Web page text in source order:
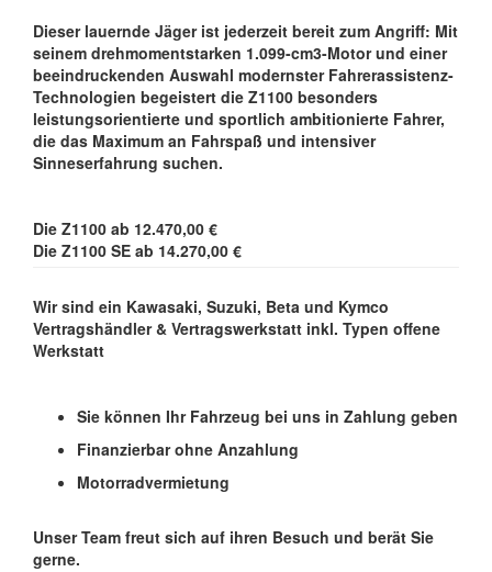
Dieser lauernde Jäger ist jederzeit bereit zum Angriff: Mit
seinem drehmomentstarken 1.099-cm3-Motor und einer
beeindruckenden Auswahl modernster Fahrerassistenz-
Technologien begeistert die Z1100 besonders
leistungsorientierte und sportlich ambitionierte Fahrer,
die das Maximum an Fahrspaß und intensiver
Sinneserfahrung suchen.
Die Z1100 ab 12.470,00 €
Die Z1100 SE ab 14.270,00 €
Wir sind ein Kawasaki, Suzuki, Beta und Kymco
Vertragshändler & Vertragswerkstatt inkl. Typen offene
Werkstatt
Sie können Ihr Fahrzeug bei uns in Zahlung geben
Finanzierbar ohne Anzahlung
Motorradvermietung
Unser Team freut sich auf ihren Besuch und berät Sie
gerne.